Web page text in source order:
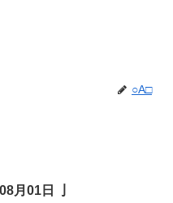
○A□
月01日 亅